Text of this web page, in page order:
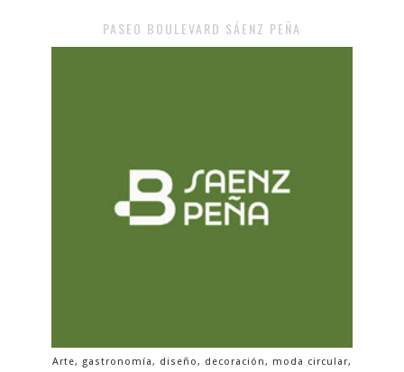
PASEO BOULEVARD SÁENZ PEÑA
Arte, gastronomía, diseño, decoración, moda circular,